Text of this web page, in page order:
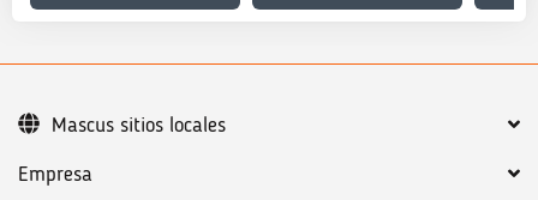
Empresa
Mascus sitios locales